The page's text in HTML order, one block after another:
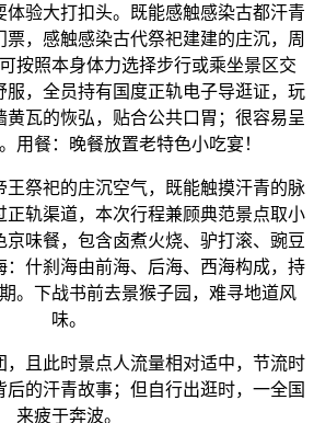
体验大打扣头。既能感触感染古都汗青
票，感触感染古代祭祀建建的庄沉，周
按照本身体力选择步行或乘坐景区交
服，全员持有国度正轨电子导逛证，玩
黄瓦的恢弘，贴合公共口胃；很容易呈
用餐：晚餐放置老特色小吃宴！
祭祀的庄沉空气，既能触摸汗青的脉
正轨渠道，本次行程兼顾典范景点取小
京味餐，包含卤煮火烧、驴打滚、豌豆
：什刹海由前海、后海、西海构成，持
。下战书前去景猴子园，难寻地道风
味。
且此时景点人流量相对适中，节流时
后的汗青故事；但自行出逛时，一全国
来疲于奔波。